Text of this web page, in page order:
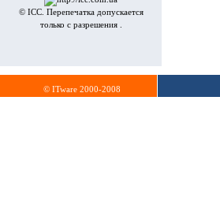
© ICC. Перепечатка допускается
только с разрешения .
© ITware 2000-2008